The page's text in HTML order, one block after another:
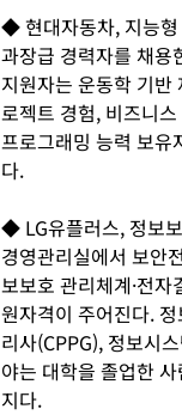
◆ 현대자동차, 지능형
과장급 경력자를 채용
지원자는 운동학 기반
로젝트 경험, 비즈니
프로그래밍 능력 보유
다.
◆ LG유플러스, 정보
경영관리실에서 보안
보보호 관리체계·전
원자격이 주어진다.
리사(CPPG), 정보시
야는 대학을 졸업한
지다.